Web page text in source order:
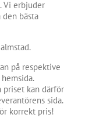
Vi erbjuder
bästa
på respektive
priset kan därför
sida.
korrekt pris!